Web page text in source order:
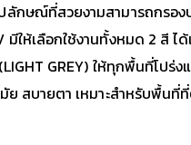
ลักษณ์ที่สวยงามสามารถกรอง
มีให้เลือกใช้งานทั้งหมด 2 สี ไ
GREY) ให้ทุกพื้นที่โปร่
ย สบายตา เหมาะสำหรับพื้นที่